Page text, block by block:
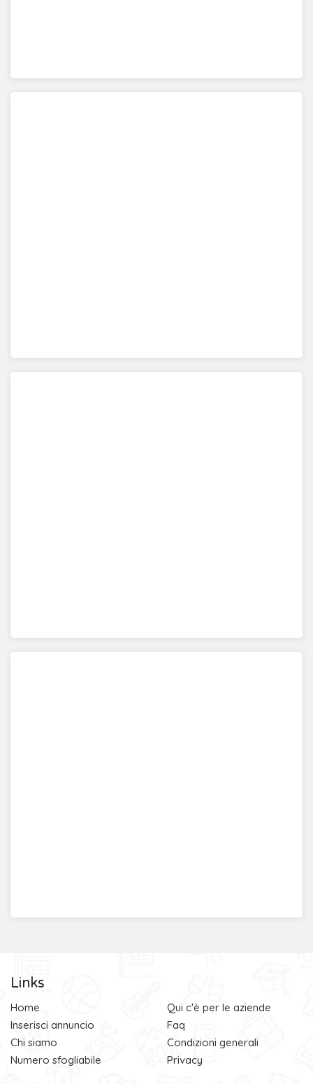
Links
Home
Inserisci annuncio
Chi siamo
Numero sfogliabile
Qui c'è per le aziende
Faq
Condizioni generali
Privacy